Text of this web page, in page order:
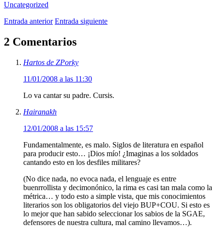
Uncategorized
Entrada anterior Entrada siguiente
2 Comentarios
Hartos de ZPorky
11/01/2008 a las 11:30
Lo va cantar su padre. Cursis.
Hairanakh
12/01/2008 a las 15:57
Fundamentalmente, es malo. Siglos de literatura en español
para producir esto… ¡Dios mío! ¿Imaginas a los soldados
cantando esto en los desfiles militares?
(No dice nada, no evoca nada, el lenguaje es entre
buenrrollista y decimonónico, la rima es casi tan mala como la
métrica… y todo esto a simple vista, que mis conocimientos
literarios son los obligatorios del viejo BUP+COU. Si esto es
lo mejor que han sabido seleccionar los sabios de la SGAE,
defensores de nuestra cultura, mal camino llevamos…).